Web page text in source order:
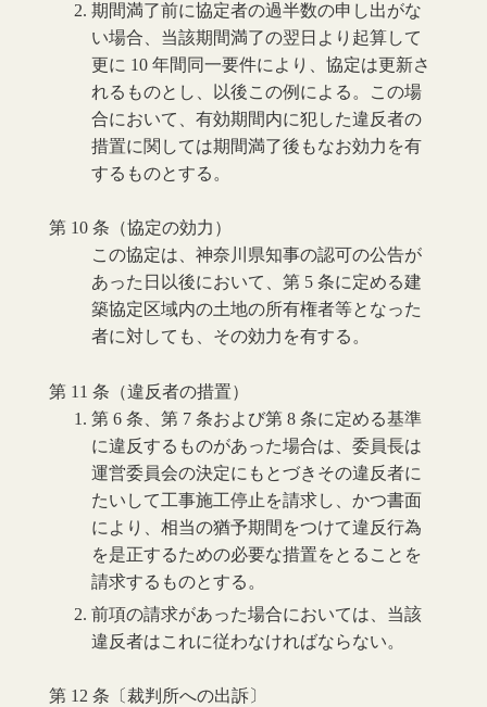
期間満了前に協定者の過半数の申し出がな
い場合、当該期間満了の翌日より起算して
更に 10 年間同一要件により、協定は更新さ
れるものとし、以後この例による。この場
合において、有効期間内に犯した違反者の
措置に関しては期間満了後もなお効力を有
するものとする。
第 10 条（協定の効力）
この協定は、神奈川県知事の認可の公告が
あった日以後において、第 5 条に定める建
築協定区域内の土地の所有権者等となった
者に対しても、その効力を有する。
第 11 条（違反者の措置）
第 6 条、第 7 条および第 8 条に定める基準
に違反するものがあった場合は、委員長は
運営委員会の決定にもとづきその違反者に
たいして工事施工停止を請求し、かつ書面
により、相当の猶予期間をつけて違反行為
を是正するための必要な措置をとることを
請求するものとする。
前項の請求があった場合においては、当該
違反者はこれに従わなければならない。
第 12 条〔裁判所への出訴〕